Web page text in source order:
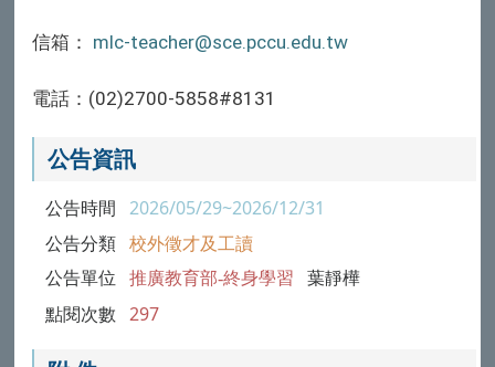
信箱： mlc-teacher@sce.pccu.edu.tw
電話： (02)2700-5858#8131
公告資訊
公告時間 2026/05/29~2026/12/31
公告分類 校外徵才及工讀
公告單位 推廣教育部-終身學習 葉靜樺
點閱次數 297